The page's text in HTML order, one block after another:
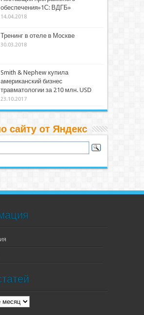
обеспечения»1С: ВДГБ»
14.04.2018
Тренинг в отеле в Москве
30.03.2018
Smith & Nephew купила
американский бизнес
травматологии за 210 млн. USD
23.10.2017
сайту от Яндекс